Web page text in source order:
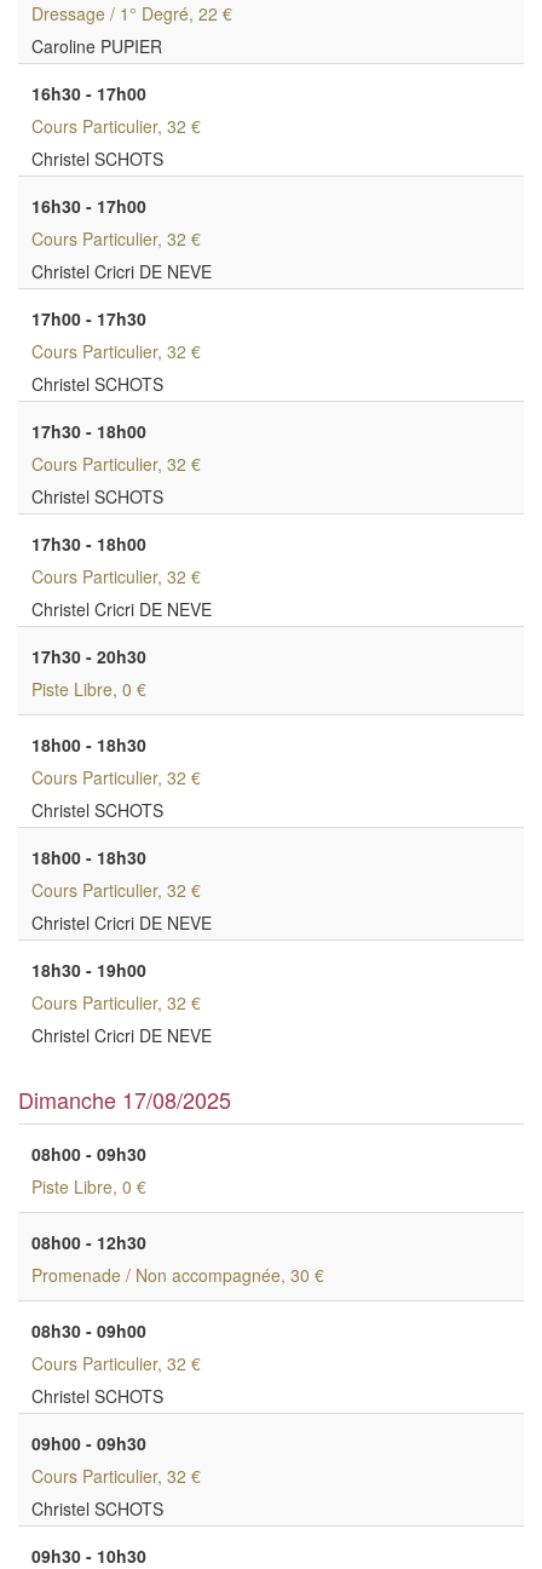
Dressage / 1° Degré, 22 €
Caroline PUPIER
16h30 - 17h00
Cours Particulier, 32 €
Christel SCHOTS
16h30 - 17h00
Cours Particulier, 32 €
Christel Cricri DE NEVE
17h00 - 17h30
Cours Particulier, 32 €
Christel SCHOTS
17h30 - 18h00
Cours Particulier, 32 €
Christel SCHOTS
17h30 - 18h00
Cours Particulier, 32 €
Christel Cricri DE NEVE
17h30 - 20h30
Piste Libre, 0 €
18h00 - 18h30
Cours Particulier, 32 €
Christel SCHOTS
18h00 - 18h30
Cours Particulier, 32 €
Christel Cricri DE NEVE
18h30 - 19h00
Cours Particulier, 32 €
Christel Cricri DE NEVE
Dimanche 17/08/2025
08h00 - 09h30
Piste Libre, 0 €
08h00 - 12h30
Promenade / Non accompagnée, 30 €
08h30 - 09h00
Cours Particulier, 32 €
Christel SCHOTS
09h00 - 09h30
Cours Particulier, 32 €
Christel SCHOTS
09h30 - 10h30